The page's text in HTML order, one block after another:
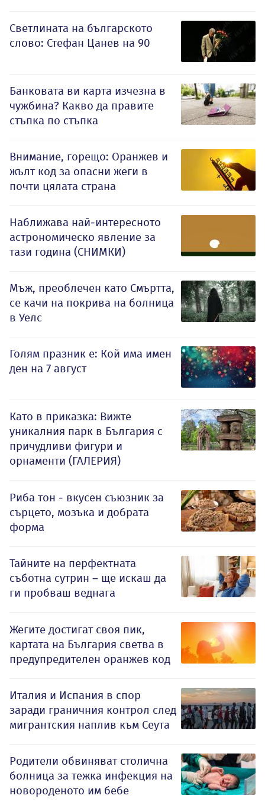
Светлината на българското
слово: Стефан Цанев на 90
Банковата ви карта изчезна в
чужбина? Какво да правите
стъпка по стъпка
Внимание, горещо: Оранжев и
жълт код за опасни жеги в
почти цялата страна
Наближава най-интересното
астрономическо явление за
тази година (СНИМКИ)
Мъж, преоблечен като Смъртта,
се качи на покрива на болница
в Уелс
Голям празник е: Кой има имен
ден на 7 август
Като в приказка: Вижте
уникалния парк в България с
причудливи фигури и
орнаменти (ГАЛЕРИЯ)
Риба тон - вкусен съюзник за
сърцето, мозъка и добрата
форма
Тайните на перфектната
съботна сутрин – ще искаш да
ги пробваш веднага
Жегите достигат своя пик,
картата на България светва в
предупредителен оранжев код
Италия и Испания в спор
заради граничния контрол след
мигрантския наплив към Сеута
Родители обвиняват столична
болница за тежка инфекция на
новороденото им бебе